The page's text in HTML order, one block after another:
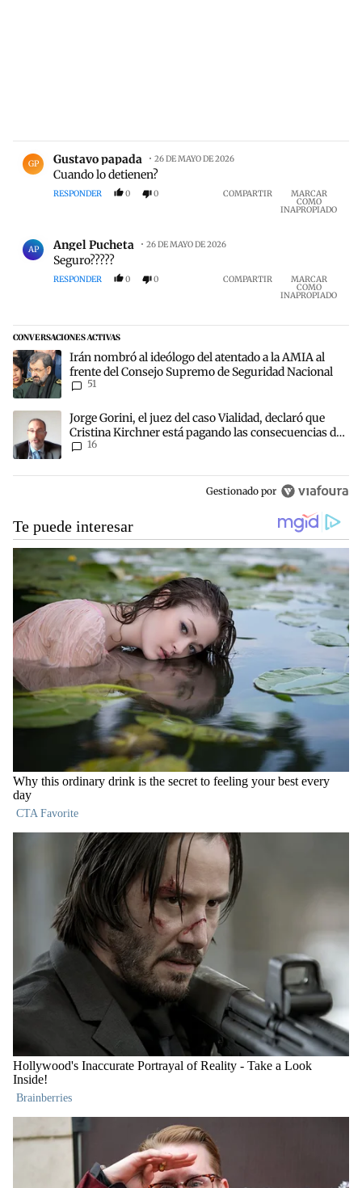
Comentario de Gustavo papada.
GP Gustavo papada 26 DE MAYO DE 2026
Cuando lo detienen?
RESPONDER 0 0 COMPARTIR MARCAR
COMO
INAPROPIADO
AP Angel Pucheta 26 DE MAYO DE 2026
Seguro?????
RESPONDER 0 0 COMPARTIR MARCAR
COMO
INAPROPIADO
CONVERSACIONES ACTIVAS
Este listado muestra los artículos con más comentarios en los
Un artículo de tendencia con el título "Irán nombró al ideólogo del
Irán nombró al ideólogo del atentado a la AMIA al
frente del Consejo Supremo de Seguridad Nacional
51
Un artículo de tendencia con el título "Jorge Gorini, el juez del
Jorge Gorini, el juez del caso Vialidad, declaró que
Cristina Kirchner está pagando las consecuencias de
cometer "un delito comprobado"
16
Gestionado por